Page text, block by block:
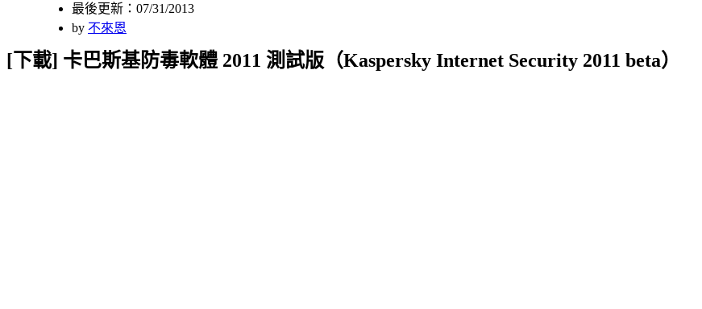
最後更新：07/31/2013
by 不來恩
[下載] 卡巴斯基防毒軟體 2011 測試版（Kaspersky Internet Security 2011 beta）